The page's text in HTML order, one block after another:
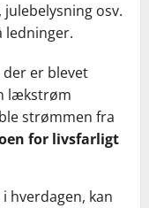
osv.
ledninger.
er blevet
lækstrøm
strømmen fra
for livsfarligt
hverdagen, kan